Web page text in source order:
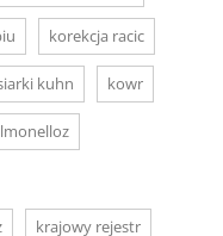
korekcja racic
kuhn kowr
krajowy rejestr